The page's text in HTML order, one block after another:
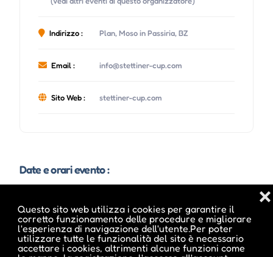
Questo sito web utilizza i cookies per garantire il
corretto funzionamento delle procedure e migliorare
l'esperienza di navigazione dell'utente.Per poter
utilizzare tutte le funzionalità del sito è necessario
accettare i cookies, altrimenti alcune funzioni come
❌
Indirizzo : Plan, Moso in Passiria, BZ
Email : info@stettiner-cup.com
Sito Web : stettiner-cup.com
Date e orari evento :